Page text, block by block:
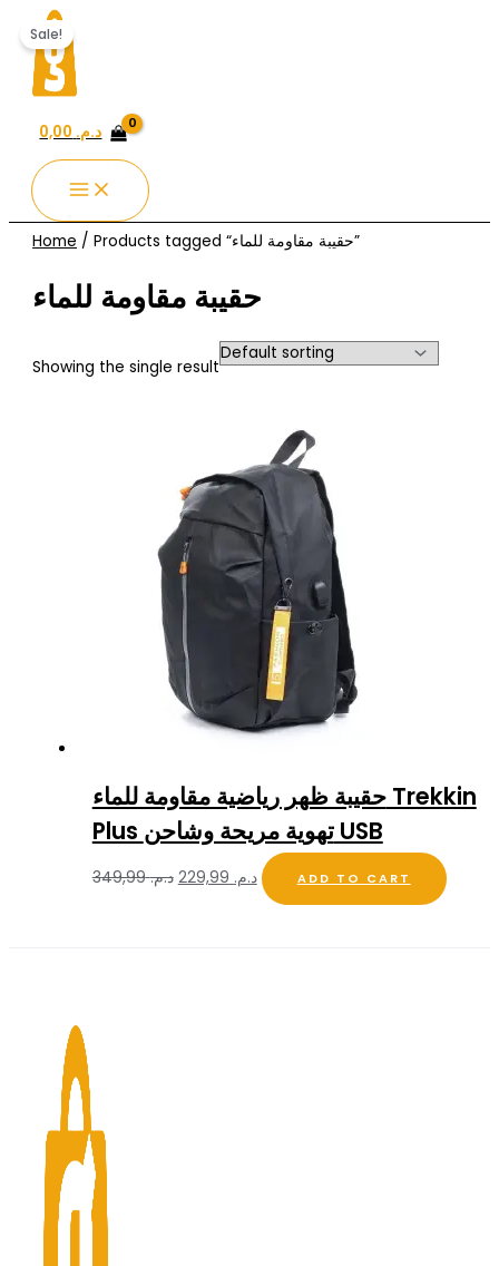
content
د.م.
Home / Products tagged “حقيبة مقاومة للماء”
حقيبة مقاومة للماء
Showing the single result
Sale!
حقيبة ظهر رياضية مقاومة للماء Trekkin
Plus تهوية مريحة وشاحن USB
د.م.349,99 د.م. ADD TO CART